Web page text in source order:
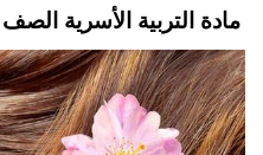
مادة التربية الأسرية الصف